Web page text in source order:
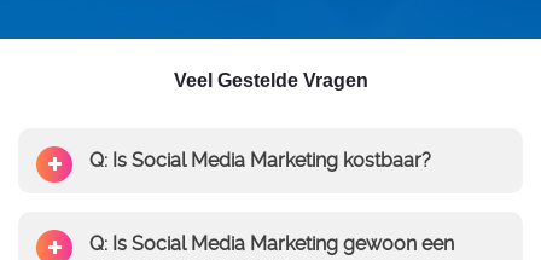
Veel Gestelde Vragen
Q: Is Social Media Marketing kostbaar?
Q: Is Social Media Marketing gewoon een